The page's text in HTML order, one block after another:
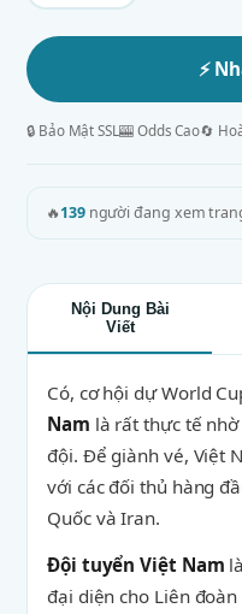
⚡
🔒 Bảo Mật SSL🎰 Odds Cao🔄
🔥139người đang xem
Nội Dung Bài
Viết
Có, cơ hội dự World
Nam là rất thực tế
đội. Để giành vé, Việt
với các đối thủ hàng
Quốc và Iran.
Đội tuyển Việt Nam
đại diện cho Liên